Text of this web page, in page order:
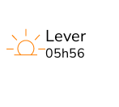
Lever
05h56